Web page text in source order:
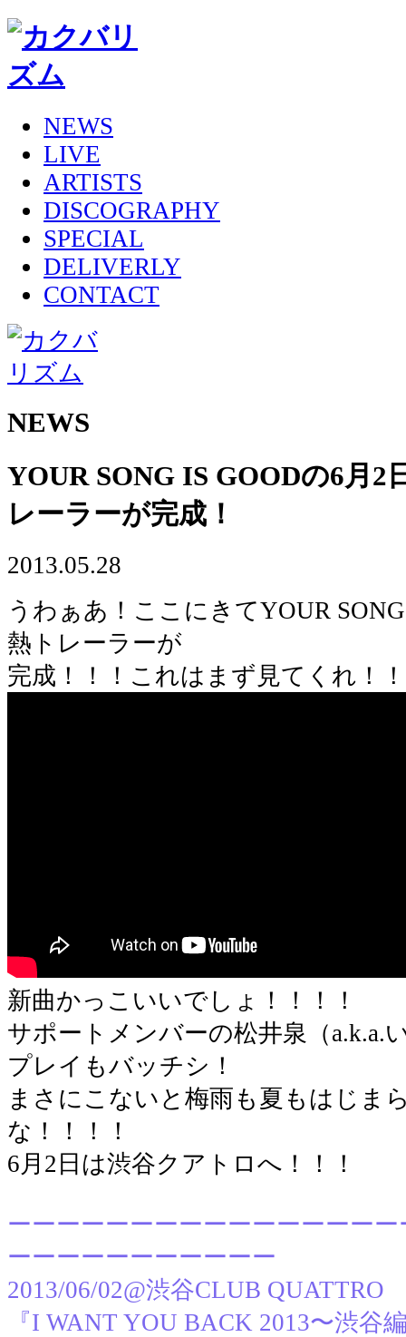
NEWS
LIVE
ARTISTS
DISCOGRAPHY
SPECIAL
DELIVERLY
CONTACT
NEWS
YOUR SONG IS GOODの6月2
レーラーが完成！
2013.05.28
うわぁあ！ここにきてYOUR
熱トレーラーが
完成！！！これはまず見てくれ！
新曲かっこいいでしょ！！！！
サポートメンバーの松井泉（a.k.a.
プレイもバッチシ！
まさにこないと梅雨も夏もはじま
な！！！！
6月2日は渋谷クアトロへ！！！
ーーーーーーーーーーーーーーー
ーーーーーーーーーーー
2013/06/02@渋谷CLUB QUATTRO
『I WANT YOU BACK 2013〜渋谷